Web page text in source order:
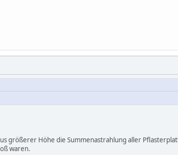
größerer Höhe die Summenastrahlung aller
waren.